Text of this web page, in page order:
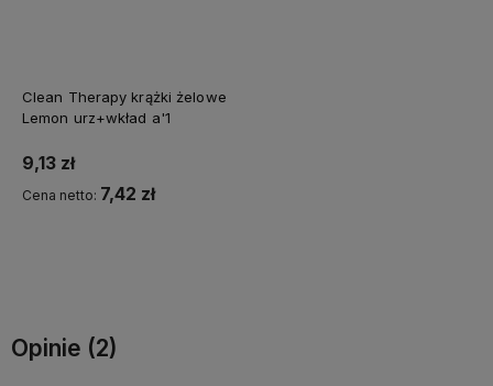
Clean Therapy krążki żelowe
Lemon urz+wkład a'1
9,13 zł
Cena netto: 7,42 zł
Opinie (2)